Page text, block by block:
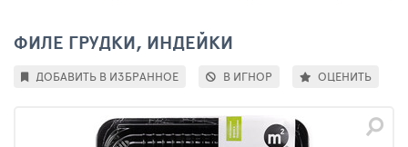
ФИЛЕ ГРУДКИ, ИНДЕЙКИ
ДОБАВИТЬ В ИЗБРАННОЕ В ИГНОР ОЦЕНИТЬ